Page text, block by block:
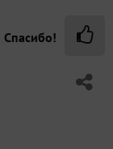
Спасибо!